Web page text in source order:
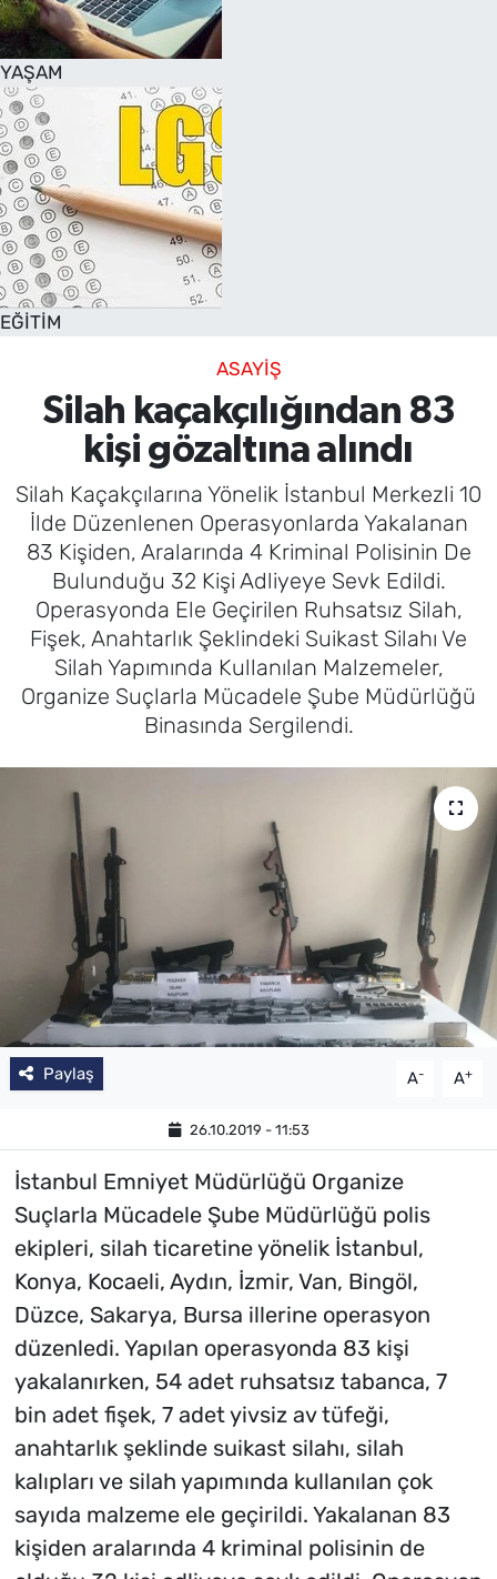
YAŞAM
EĞİTİM
ASAYİŞ
Silah kaçakçılığından 83
kişi gözaltına alındı
Silah Kaçakçılarına Yönelik İstanbul Merkezli 10
İlde Düzenlenen Operasyonlarda Yakalanan
83 Kişiden, Aralarında 4 Kriminal Polisinin De
Bulunduğu 32 Kişi Adliyeye Sevk Edildi.
Operasyonda Ele Geçirilen Ruhsatsız Silah,
Fişek, Anahtarlık Şeklindeki Suikast Silahı Ve
Silah Yapımında Kullanılan Malzemeler,
Organize Suçlarla Mücadele Şube Müdürlüğü
Binasında Sergilendi.
Paylaş A- A+
26.10.2019 - 11:53
İstanbul Emniyet Müdürlüğü Organize
Suçlarla Mücadele Şube Müdürlüğü polis
ekipleri, silah ticaretine yönelik İstanbul,
Konya, Kocaeli, Aydın, İzmir, Van, Bingöl,
Düzce, Sakarya, Bursa illerine operasyon
düzenledi. Yapılan operasyonda 83 kişi
yakalanırken, 54 adet ruhsatsız tabanca, 7
bin adet fişek, 7 adet yivsiz av tüfeği,
anahtarlık şeklinde suikast silahı, silah
kalıpları ve silah yapımında kullanılan çok
sayıda malzeme ele geçirildi. Yakalanan 83
kişiden aralarında 4 kriminal polisinin de